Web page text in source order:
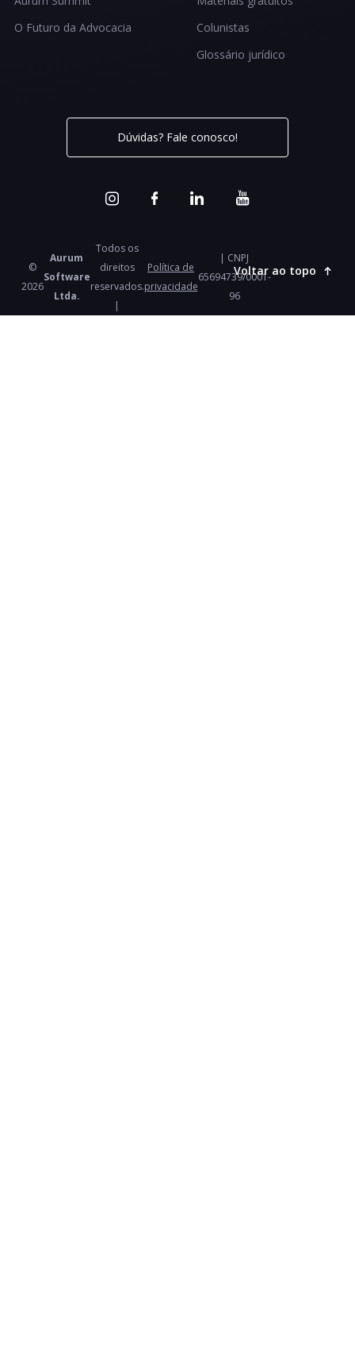
O Futuro da Advocacia
Colunistas
Glossário jurídico
Dúvidas? Fale conosco!
©
2026
Aurum
Software
Ltda.
Todos os
direitos
reservados.
|
Política de
privacidade
| CNPJ
65694739/0001-
96
Voltar ao topo